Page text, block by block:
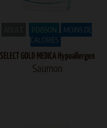
POISSON
MOINS DE
CALORIES
SELECT GOLD MEDICA Hypoallergen
Saumon